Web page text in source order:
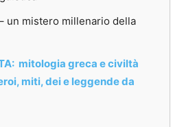
un mistero millenario della
mitologia greca e civiltà
miti, dei e leggende da